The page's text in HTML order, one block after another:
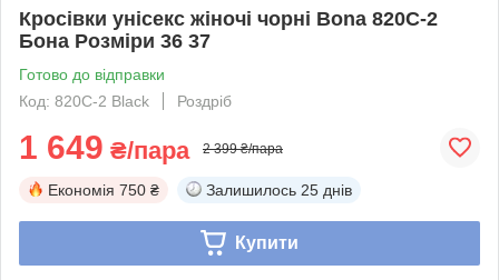
Кросівки унісекс жіночі чорні Bona 820C-2
Бона Розміри 36 37
Готово до відправки
Код: 820C-2 Black
Роздріб
1 649 ₴/пара 2 399 ₴/пара
Економія 750 ₴ Залишилось 25 днів
Купити